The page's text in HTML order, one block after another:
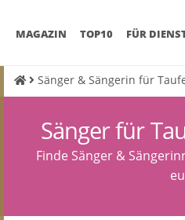
MAGAZIN (CURRENT)
TOP10 FÜR
Sänger & Sängerin für
Sänger für
Finde Sänger &